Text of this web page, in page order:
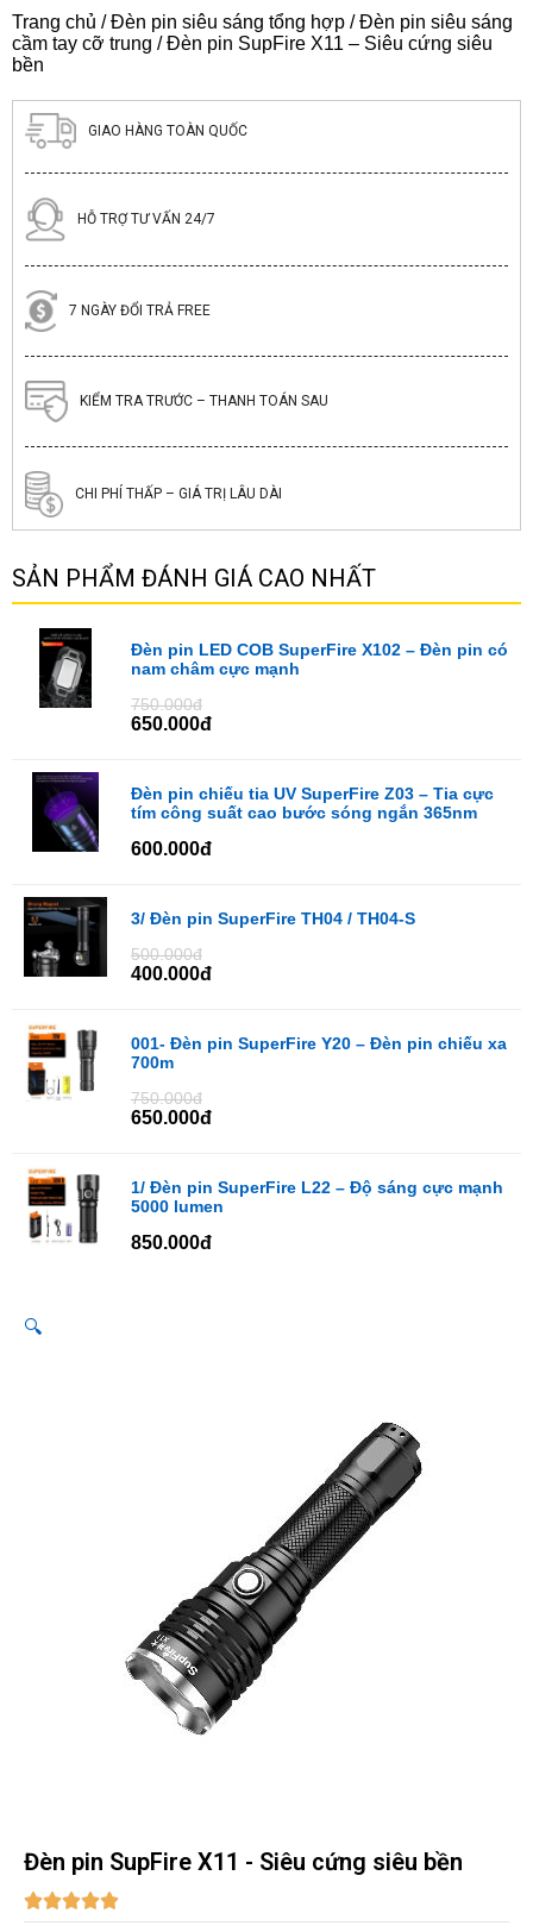
Trang chủ /Đèn pin siêu sáng tổng hợp /Đèn pin siêu sáng
cầm tay cỡ trung / Đèn pin SupFire X11 – Siêu cứng siêu
bền
GIAO HÀNG TOÀN QUỐC
HỖ TRỢ TƯ VẤN 24/7
7 NGÀY ĐỔI TRẢ FREE
KIỂM TRA TRƯỚC – THANH TOÁN SAU
CHI PHÍ THẤP – GIÁ TRỊ LÂU DÀI
SẢN PHẨM ĐÁNH GIÁ CAO NHẤT
Đèn pin LED COB SuperFire X102 – Đèn pin có
nam châm cực mạnh
750.000đ
650.000đ
Đèn pin chiếu tia UV SuperFire Z03 – Tia cực
tím công suất cao bước sóng ngắn 365nm
600.000đ
3/ Đèn pin SuperFire TH04 / TH04-S
500.000đ
400.000đ
001- Đèn pin SuperFire Y20 – Đèn pin chiếu xa
700m
750.000đ
650.000đ
1/ Đèn pin SuperFire L22 – Độ sáng cực mạnh
5000 lumen
850.000đ
🔍
Đèn pin SupFire X11 - Siêu cứng siêu bền
